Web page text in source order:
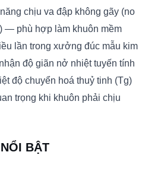
chịu va đập không gãy (no
— phù hợp làm khuôn mềm
lần trong xưởng đúc mẫu kim
độ giãn nở nhiệt tuyến tính
độ chuyển hoá thuỷ tinh (Tg)
trọng khi khuôn phải chịu
BẬT